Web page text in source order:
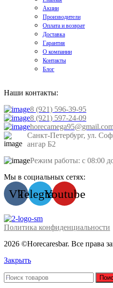
Акции
Производители
Оплата и возврат
Доставка
Гарантия
О компании
Контакты
Блог
Наши контакты:
8 (921) 596-39-95
8 (921) 597-24-09
Санкт-Петербург, ул.
ангар Б2
Режим работы: с 08:00
Мы в социальных сетях:
VkTelegramYoutube
2026 ©Horecaresbar. Все права
Политика конфиденциальности
Закрыть